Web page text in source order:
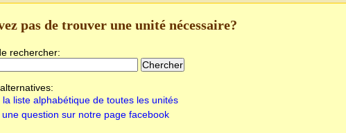
pas de trouver une unité nécessaire?
rechercher:
la liste alphabétique de toutes les unités
une question sur notre page facebook